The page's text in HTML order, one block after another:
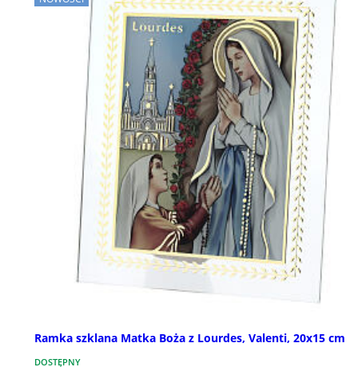
Ramka szklana Matka Boża z Lourdes, Valenti, 20x15 cm
DOSTĘPNY